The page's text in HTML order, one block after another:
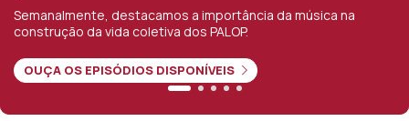
destacamos a importância da música na
da vida coletiva dos PALOP.
OUÇA OS EPISÓDIOS DISPONÍVEIS